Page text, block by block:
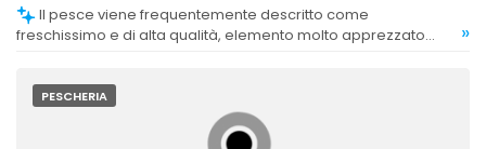
freschissimo e di alta qualità, elemento molto apprezzato
»
PESCHERIA